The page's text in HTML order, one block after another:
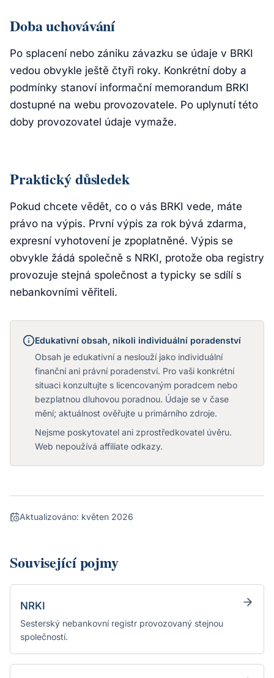
Doba uchovávání
Po splacení nebo zániku závazku se údaje v BRKI
vedou obvykle ještě čtyři roky. Konkrétní doby a
podmínky stanoví informační memorandum BRKI
dostupné na webu provozovatele. Po uplynutí této
doby provozovatel údaje vymaže.
Praktický důsledek
Pokud chcete vědět, co o vás BRKI vede, máte
právo na výpis. První výpis za rok bývá zdarma,
expresní vyhotovení je zpoplatněné. Výpis se
obvykle žádá společně s NRKI, protože oba registry
provozuje stejná společnost a typicky se sdílí s
nebankovními věřiteli.
Edukativní obsah, nikoli individuální poradenství
Obsah je edukativní a neslouží jako individuální
finanční ani právní poradenství. Pro vaši konkrétní
situaci konzultujte s licencovaným poradcem nebo
bezplatnou dluhovou poradnou. Údaje se v čase
mění; aktuálnost ověřujte u primárního zdroje.
Nejsme poskytovatel ani zprostředkovatel úvěru.
Web nepoužívá affiliate odkazy.
Aktualizováno: květen 2026
Související pojmy
NRKI
Sesterský nebankovní registr provozovaný stejnou
společností.